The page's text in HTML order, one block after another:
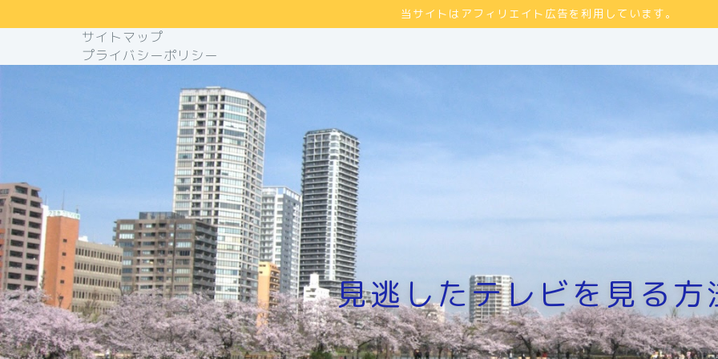
当サイトはアフィリエイト広告を利用しています。
サイトマップ
プライバシーポリシー
見逃したテレビを見る方